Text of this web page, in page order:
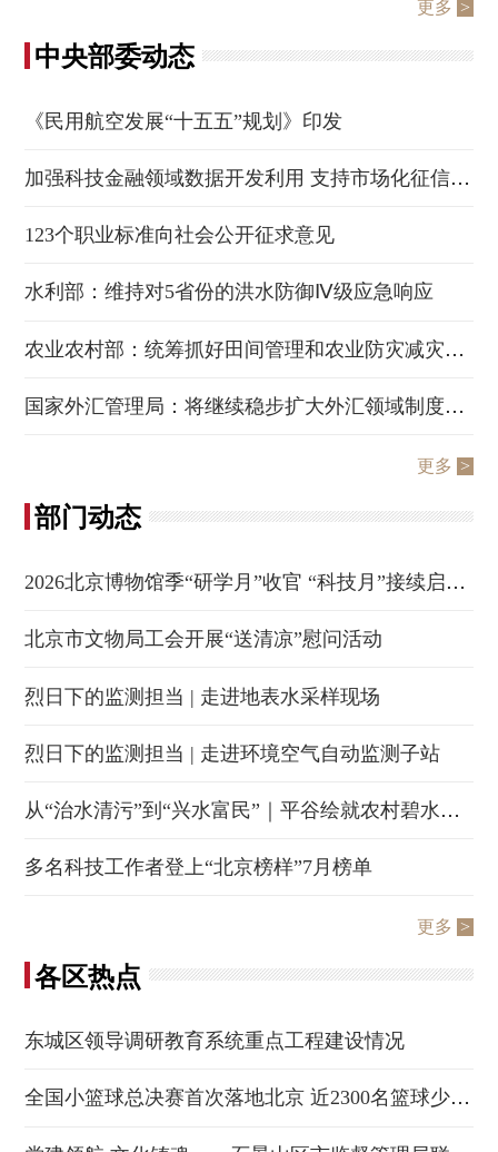
回到顶部
更多 >
中央部委动态
《民用航空发展“十五五”规划》印发
加强科技金融领域数据开发利用 支持市场化征信机构建设科技型企业数据库
123个职业标准向社会公开征求意见
水利部：维持对5省份的洪水防御Ⅳ级应急响应
农业农村部：统筹抓好田间管理和农业防灾减灾救灾
国家外汇管理局：将继续稳步扩大外汇领域制度型开放
更多 >
部门动态
2026北京博物馆季“研学月”收官 “科技月”接续启航——以文脉深耕厚植文化自信 以科技赋能激活古都新生
北京市文物局工会开展“送清凉”慰问活动
烈日下的监测担当 | 走进地表水采样现场
烈日下的监测担当 | 走进环境空气自动监测子站
从“治水清污”到“兴水富民”｜平谷绘就农村碧水新画卷
多名科技工作者登上“北京榜样”7月榜单
更多 >
各区热点
东城区领导调研教育系统重点工程建设情况
全国小篮球总决赛首次落地北京 近2300名篮球少年延庆逐梦